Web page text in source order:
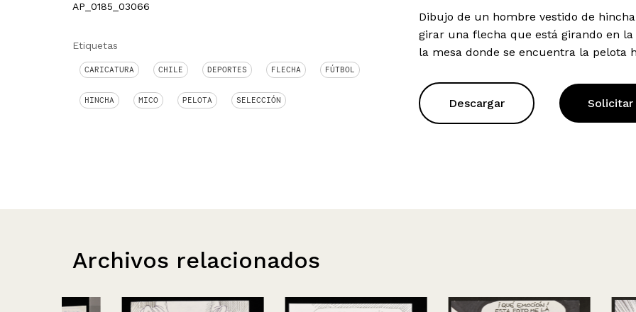
AP_0185_03066
Etiquetas
CARICATURA CHILE DEPORTES FLECHA FÚTBOL
HINCHA MICO PELOTA SELECCIÓN
Dibujo de un hombre vestido de
girar una flecha que está girando en
la mesa donde se encuentra la pelota
Descargar Solicitar
Archivos relacionados